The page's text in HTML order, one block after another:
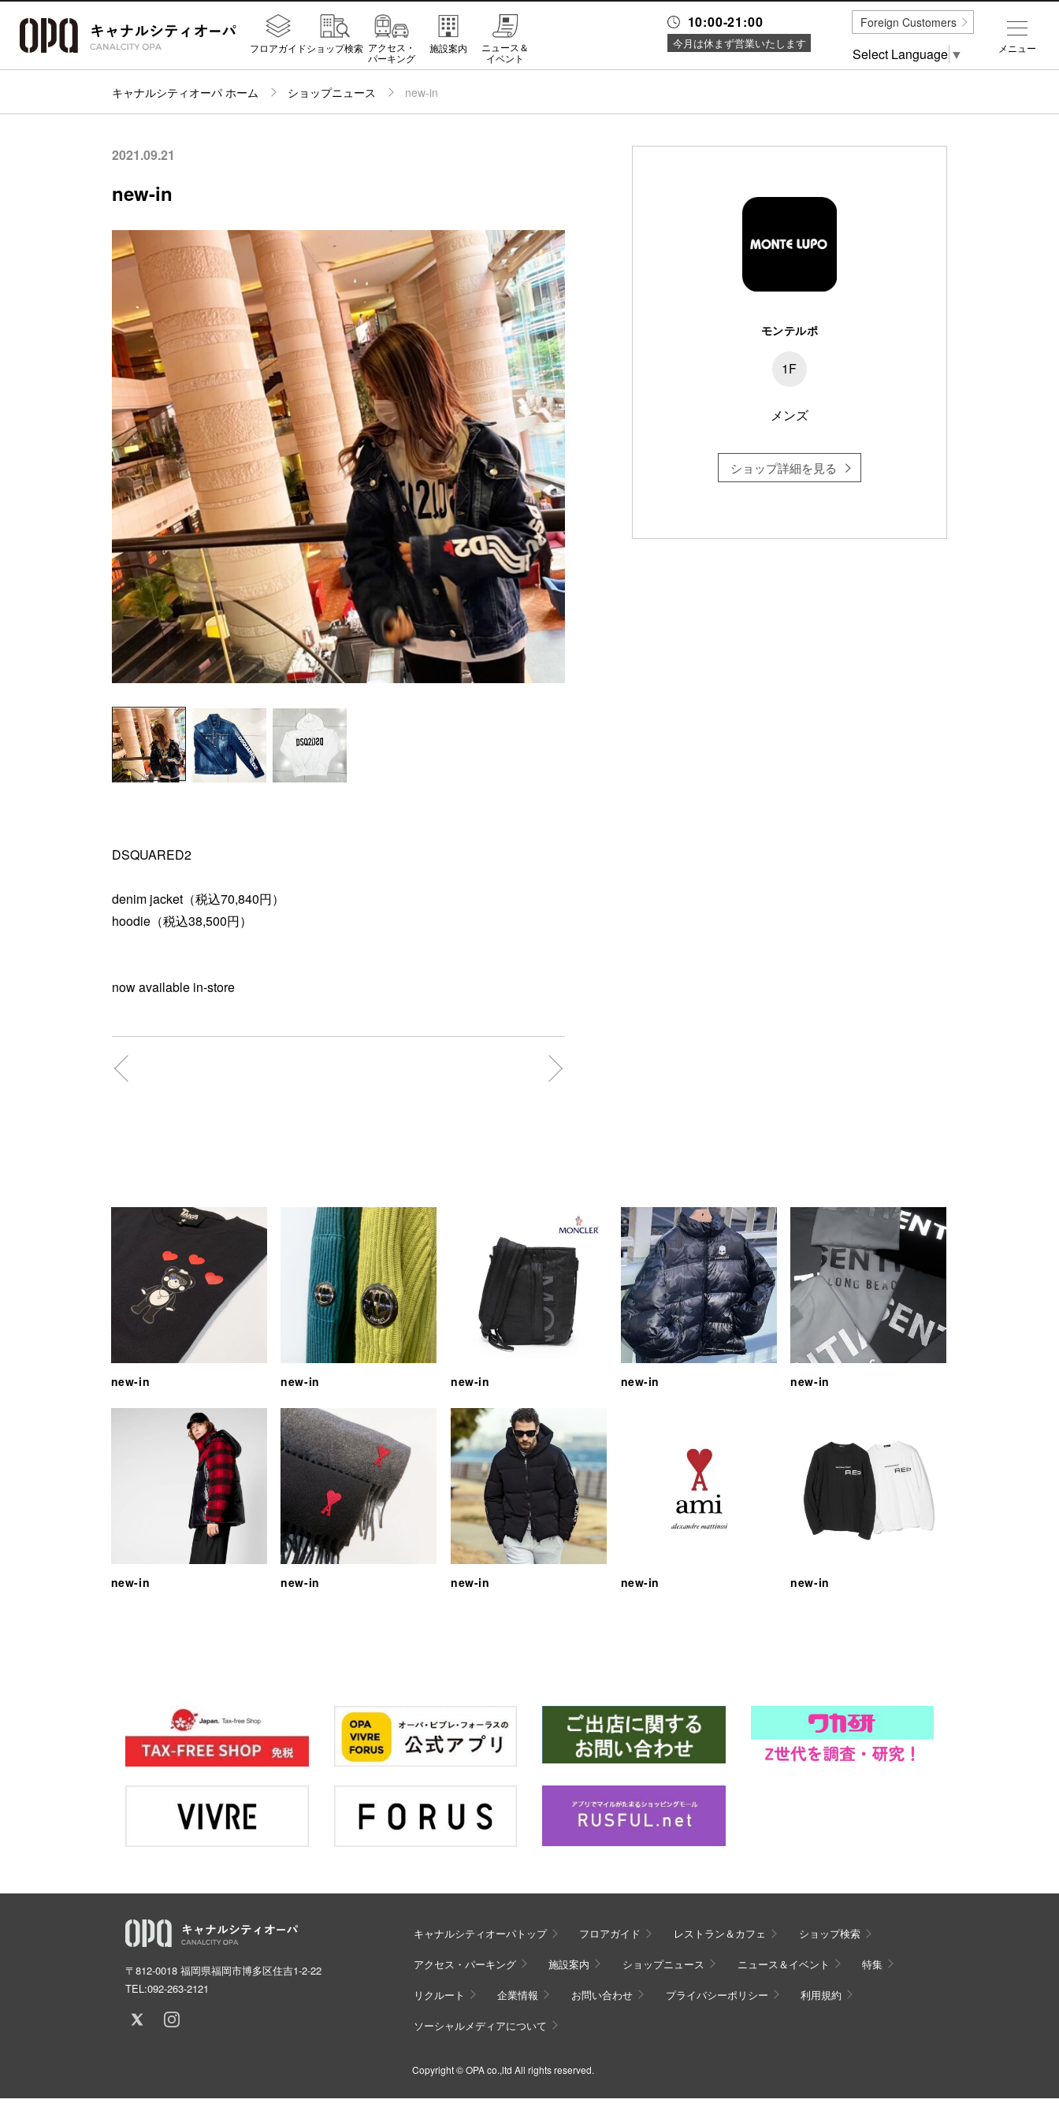
10:00-21:00
今月は休まず営業いたします
フロアガイドショップ検索 アクセス・
パーキング
施設案内
ニュース＆
イベント
キャナルシティオーパ ホーム ショップニュース new-in
2021.09.21
new-in
DSQUARED2
denim jacket（税込70,840円）
hoodie（税込38,500円）
now available in-store
モンテルポ
1F
メンズ
ショップ詳細を見る
new-in new-in new-in new-in new-in
new-in new-in new-in new-in new-in
〒812-0018 福岡県福岡市博多区住吉1-2-22
TEL:092-263-2121
キャナルシティオーパトップ フロアガイド レストラン＆カフェ ショップ検索
アクセス・パーキング 施設案内 ショップニュース ニュース＆イベント 特集
リクルート 企業情報 お問い合わせ プライバシーポリシー 利用規約
ソーシャルメディアについて
Copyright © OPA co.,ltd All rights reserved.
メニュー
Foreign Customers
Select Language ▼